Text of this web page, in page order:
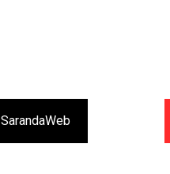
SarandaWeb